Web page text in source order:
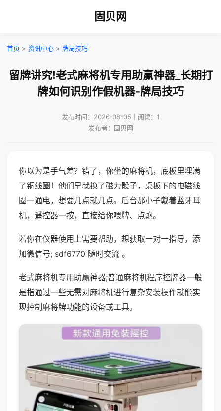
固贝网
首页 > 资讯中心 > 牌局技巧
留牌讲究!老式麻将机专用助赢神器_长期打
牌如何识别作假机器-牌局技巧
发布时间：2026-08-05｜阅读：1
发布者：固贝网
你以为是手气差？错了，你坐的麻将机，底板里埋满
了铜线圈！他们早就换了磁力骰子，桌板下的电磁线
圈一通电，想要几点就几点。后台那小子戴着蓝牙耳
机，遥控器一按，直接给你喂牌、点炮。
若你在仪器使用上需要帮助，想获取一对一指导，添
加微信号; sdf6770 随时交流 。
老式麻将机专用助赢神器;普通麻将机程序控牌器一般
是指通过一些无需对麻将机进行复杂安装操作就能实
现控制麻将牌功能的设备或工具。